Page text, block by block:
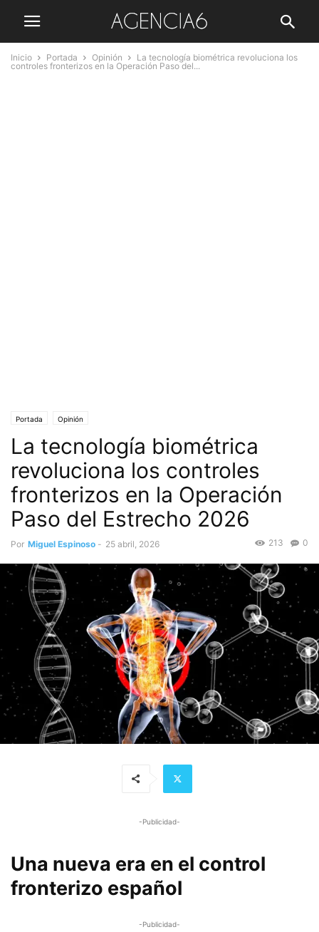
Inicio Portada Opinión
La tecnología biométrica revoluciona los
controles fronterizos en la Operación Paso del...
Portada Opinión
La tecnología biométrica
revoluciona los controles
fronterizos en la Operación
Paso del Estrecho 2026
Por Miguel Espinoso - 25 abril, 2026 0
213
-Publicidad-
Una nueva era en el control
fronterizo español
-Publicidad-